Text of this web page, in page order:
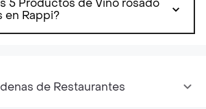
5 Productos de Vino rosado
en Rappi?
de Restaurantes